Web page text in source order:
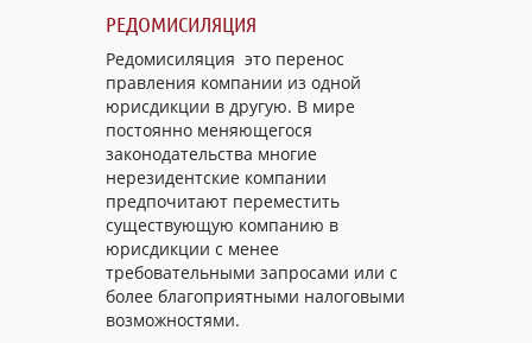
РЕДОМИСИЛЯЦИЯ
Редомисиляция это перенос
правления компании из одной
юрисдикции в другую. В мире
постоянно меняющегося
законодательства многие
нерезидентские компании
предпочитают переместить
существующую компанию в
юрисдикции с менее
требовательными запросами или с
более благоприятными налоговыми
возможностями.